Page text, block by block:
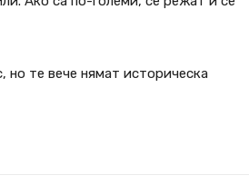
те вече нямат историческа